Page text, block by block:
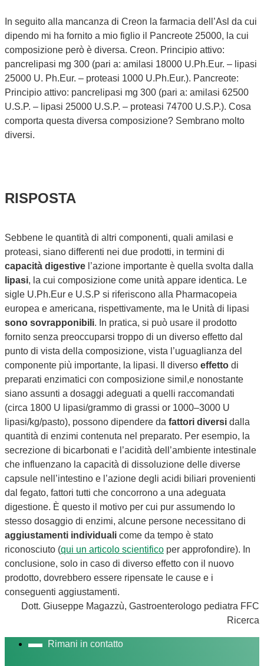
In seguito alla mancanza di Creon la farmacia dell’Asl da cui
dipendo mi ha fornito a mio figlio il Pancreote 25000, la cui
composizione però è diversa. Creon. Principio attivo:
pancrelipasi mg 300 (pari a: amilasi 18000 U.Ph.Eur. – lipasi
25000 U. Ph.Eur. – proteasi 1000 U.Ph.Eur.). Pancreote:
Principio attivo: pancrelipasi mg 300 (pari a: amilasi 62500
U.S.P. – lipasi 25000 U.S.P. – proteasi 74700 U.S.P.). Cosa
comporta questa diversa composizione? Sembrano molto
diversi.
RISPOSTA
Sebbene le quantità di altri componenti, quali amilasi e
proteasi, siano differenti nei due prodotti, in termini di
capacità digestive l’azione importante è quella svolta dalla
lipasi, la cui composizione come unità appare identica. Le
sigle U.Ph.Eur e U.S.P si riferiscono alla Pharmacopeia
europea e americana, rispettivamente, ma le Unità di lipasi
sono sovrapponibili. In pratica, si può usare il prodotto
fornito senza preoccuparsi troppo di un diverso effetto dal
punto di vista della composizione, vista l’uguaglianza del
componente più importante, la lipasi. Il diverso effetto di
preparati enzimatici con composizione simil,e nonostante
siano assunti a dosaggi adeguati a quelli raccomandati
(circa 1800 U lipasi/grammo di grassi or 1000–3000 U
lipasi/kg/pasto), possono dipendere da fattori diversi dalla
quantità di enzimi contenuta nel preparato. Per esempio, la
secrezione di bicarbonati e l’acidità dell’ambiente intestinale
che influenzano la capacità di dissoluzione delle diverse
capsule nell’intestino e l’azione degli acidi biliari provenienti
dal fegato, fattori tutti che concorrono a una adeguata
digestione. È questo il motivo per cui pur assumendo lo
stesso dosaggio di enzimi, alcune persone necessitano di
aggiustamenti individuali come da tempo è stato
riconosciuto (qui un articolo scientifico per approfondire). In
conclusione, solo in caso di diverso effetto con il nuovo
prodotto, dovrebbero essere ripensate le cause e i
conseguenti aggiustamenti.
Dott. Giuseppe Magazzù, Gastroenterologo pediatra FFC
Ricerca
Rimani in contatto